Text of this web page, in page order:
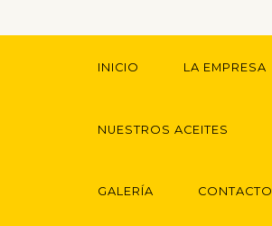
INICIO LA EMPRESA
NUESTROS ACEITES
GALERÍA CONTACTO